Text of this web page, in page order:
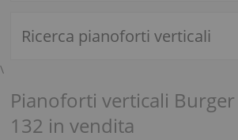
Ricerca pianoforti verticali
\
Pianoforti verticali Burger
132 in vendita